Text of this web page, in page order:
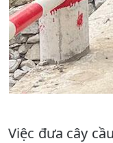
Việc đưa cây